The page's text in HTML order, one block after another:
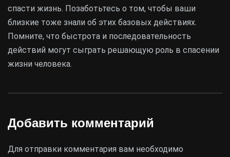
спасти жизнь. Позаботьтесь о том, чтобы ваши
близкие тоже знали об этих базовых действиях.
Помните, что быстрота и последовательность
действий могут сыграть решающую роль в спасении
жизни человека.
Добавить комментарий
Для отправки комментария вам необходимо